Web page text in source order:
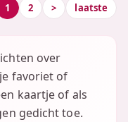
1 2 > laatste
over
favoriet of
kaartje of als
gedicht toe.